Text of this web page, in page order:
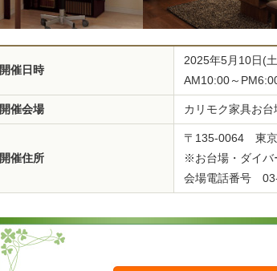
開催日時
2025年5月10日(
AM10:00～
開催会場 カリモク家具お
開催住所
〒135-0064 東京
※お台場・ダイバ
会場電話番号